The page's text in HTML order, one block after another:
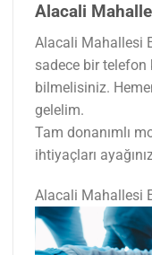
Alacali
Alacali Mahallesi
sadece bir telefon
bilmelisiniz.
gelelim.
Tam donanımlı
ihtiyaçları
Alacali Mahallesi